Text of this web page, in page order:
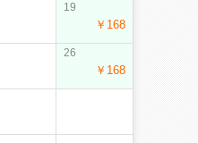
19
￥168
26
￥168